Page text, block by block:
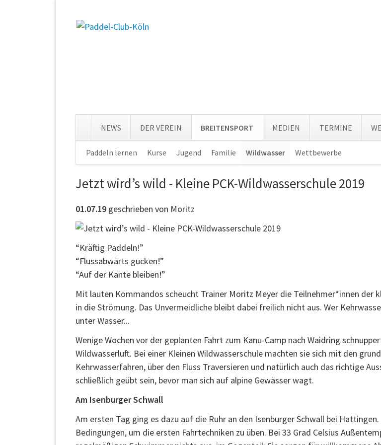
NEWS DER VEREIN BREITENSPORT MEDIEN TERMINE
Paddeln lernen Kurse Jugend Familie Wildwasser Wettbewerbe
Jetzt wird’s wild - Kleine PCK-Wildwasserschule 2019
01.07.19 geschrieben von Moritz
“Kräftig Paddeln!”
“Flussabwärts gucken!”
“Auf der Kante bleiben!”
Mit lauten Kommandos scheucht Trainer Moritz Meyer die Teilnehmer*innen der
in die Strömung. Das Unvermeidliche bleibt dabei freilich nicht aus. Wer
unter Wasser...
Wenige Wochen vor der geplanten Fahrt zum Kanu-Camp nach Waidring
Wildwasserluft. Bei einer Kleinen Wildwasserschule machten sie sich mit den
Kehrwasserfahren, über den Fluss Traversieren und natürlich auch das richtige
schließlich geübt sein, bevor man sich auf alpine Gewässer wagt.
Am Isenburger Schwall
Am ersten Tag ging es dazu auf die Ruhr an den Isenburger Schwall bei
Bedingungen, um die ersten Fahrtechniken zu üben. Bei 33 Grad Celsius